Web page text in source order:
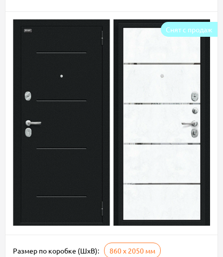
Снят с продаж
Размер по коробке (ШxВ): 860 х 2050 мм